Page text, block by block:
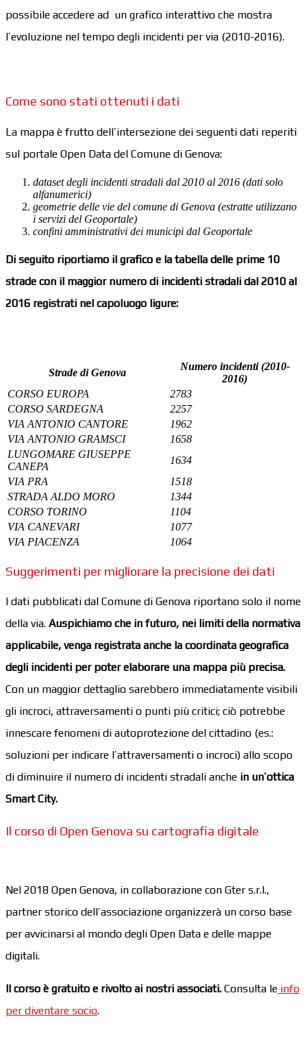
possibile accedere ad un grafico interattivo che mostra
l’evoluzione nel tempo degli incidenti per via (2010-2016).
Come sono stati ottenuti i dati
La mappa è frutto dell’intersezione dei seguenti dati reperiti
sul portale Open Data del Comune di Genova:
dataset degli incidenti stradali dal 2010 al 2016 (dati solo
alfanumerici)
geometrie delle vie del comune di Genova (estratte utilizzano
i servizi del Geoportale)
confini amministrativi dei municipi dal Geoportale
Di seguito riportiamo il grafico e la tabella delle prime 10
strade con il maggior numero di incidenti stradali dal 2010 al
2016 registrati nel capoluogo ligure:
Strade di Genova
Numero incidenti (2010-
2016)
CORSO EUROPA
2783
CORSO SARDEGNA
2257
VIA ANTONIO CANTORE
1962
VIA ANTONIO GRAMSCI
1658
LUNGOMARE GIUSEPPE
CANEPA
1634
VIA PRA
1518
STRADA ALDO MORO
1344
CORSO TORINO
1104
VIA CANEVARI
1077
VIA PIACENZA
1064
Suggerimenti per migliorare la precisione dei dati
I dati pubblicati dal Comune di Genova riportano solo il nome
della via. Auspichiamo che in futuro, nei limiti della normativa
applicabile, venga registrata anche la coordinata geografica
degli incidenti per poter elaborare una mappa più precisa.
Con un maggior dettaglio sarebbero immediatamente visibili
gli incroci, attraversamenti o punti più critici; ciò potrebbe
innescare fenomeni di autoprotezione del cittadino (es.:
soluzioni per indicare l’attraversamenti o incroci) allo scopo
di diminuire il numero di incidenti stradali anche in un’ottica
Smart City.
Il corso di Open Genova su cartografia digitale
Nel 2018 Open Genova, in collaborazione con Gter s.r.l.,
partner storico dell’associazione organizzerà un corso base
per avvicinarsi al mondo degli Open Data e delle mappe
digitali.
Il corso è gratuito e rivolto ai nostri associati. Consulta le info
per diventare socio.